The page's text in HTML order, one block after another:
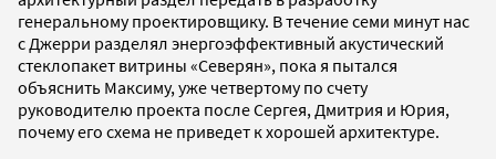
генеральному проектировщику. В течение семи минут нас
с Джерри разделял энергоэффективный акустический
стеклопакет витрины «Северян», пока я пытался
объяснить Максиму, уже четвертому по счету
руководителю проекта после Сергея, Дмитрия и Юрия,
почему его схема не приведет к хорошей архитектуре.